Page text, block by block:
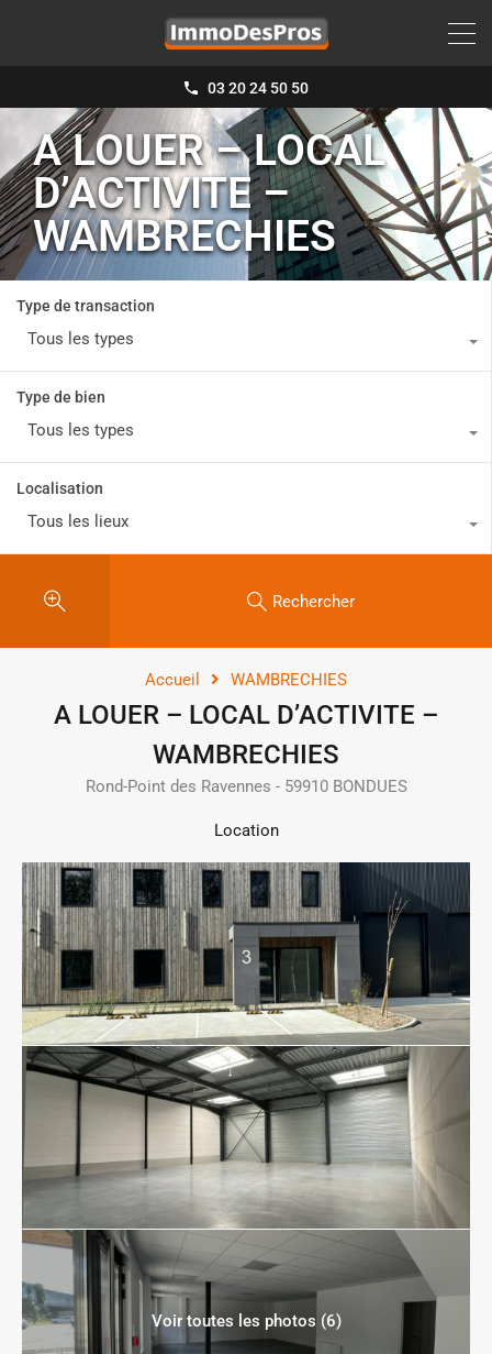
03 20 24 50 50
A LOUER – LOCAL
D’ACTIVITE –
WAMBRECHIES
Type de transaction
Tous les types
Type de bien
Tous les types
Localisation
Tous les lieux
Rechercher
Accueil WAMBRECHIES
A LOUER – LOCAL D’ACTIVITE –
WAMBRECHIES
Rond-Point des Ravennes - 59910 BONDUES
Location
Voir toutes les photos (6)